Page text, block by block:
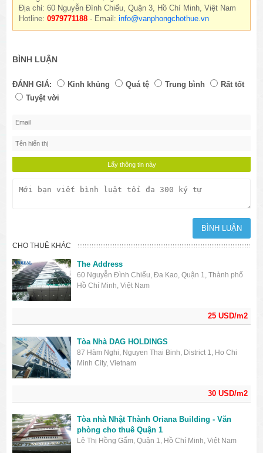
Địa chỉ: 60 Nguyễn Đình Chiểu, Quận 3, Hồ Chí Minh, Việt Nam
Hotline:0979771188 - Email:info@vanphongchothue.vn
BÌNH LUẬN
ĐÁNH GIÁ: Kinh khủng Quá tệ Trung bình
Rất tốt
Tuyệt vời
CHO THUÊ KHÁC
25 USD/m2
The Address
60 Nguyễn Đình Chiểu, Đa Kao, Quận 1, Thành phố
Hồ Chí Minh, Việt Nam
30 USD/m2
Tòa Nhà DAG HOLDINGS
87 Hàm Nghi, Nguyen Thai Binh, District 1, Ho Chi
Minh City, Vietnam
Tòa nhà Nhật Thành Oriana Building - Văn
phòng cho thuê Quận 1
Lê Thị Hồng Gấm, Quận 1, Hồ Chí Minh, Việt Nam